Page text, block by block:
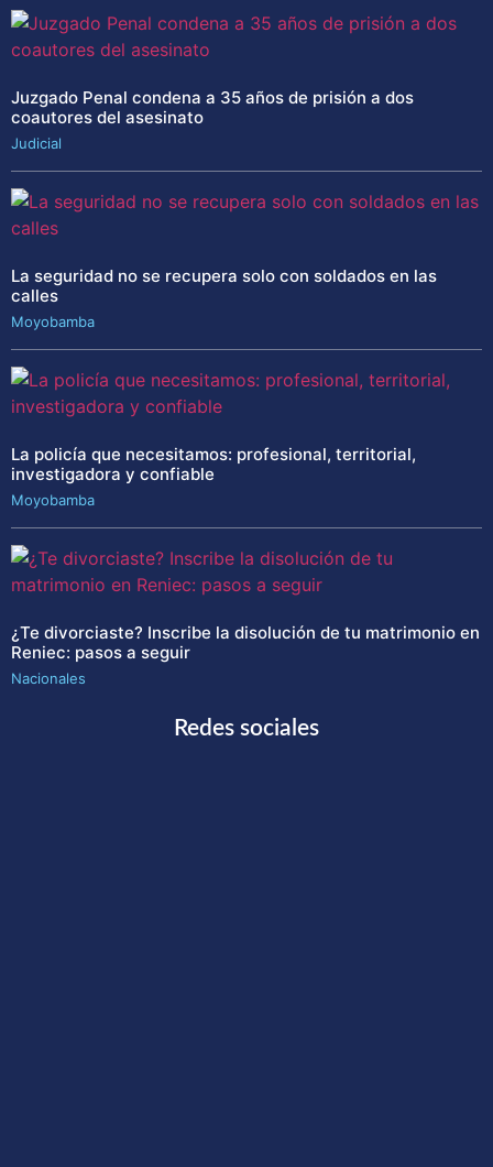
Juzgado Penal condena a 35 años de prisión a dos
coautores del asesinato
Judicial
La seguridad no se recupera solo con soldados en las
calles
Moyobamba
La policía que necesitamos: profesional, territorial,
investigadora y confiable
Moyobamba
¿Te divorciaste? Inscribe la disolución de tu matrimonio en
Reniec: pasos a seguir
Nacionales
Redes sociales